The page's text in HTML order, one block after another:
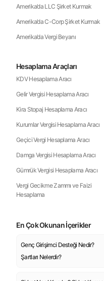
Amerika’da LLC Şirket Kurmak
Amerika’da C-Corp Şirket Kurmak
Amerika’da Vergi Beyanı
Hesaplama Araçları
KDV Hesaplama Aracı
Gelir Vergisi Hesaplama Aracı
Kira Stopaj Hesaplama Aracı
Kurumlar Vergisi Hesaplama Aracı
Geçici Vergi Hesaplama Aracı
Damga Vergisi Hesaplama Aracı
Gümrük Vergisi Hesaplama Aracı
Vergi Gecikme Zammı ve Faizi
Hesaplama
En Çok Okunan İçerikler
Genç Girişimci Desteği Nedir?
Şartları Nelerdir?